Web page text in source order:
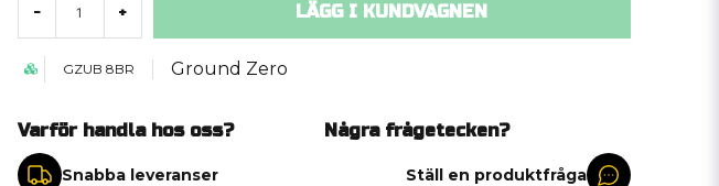
- + LÄGG I KUNDVAGNEN
GZUB 8BR Ground Zero
Varför handla hos oss?
Snabba leveranser
Några frågetecken?
Ställ en produktfråga